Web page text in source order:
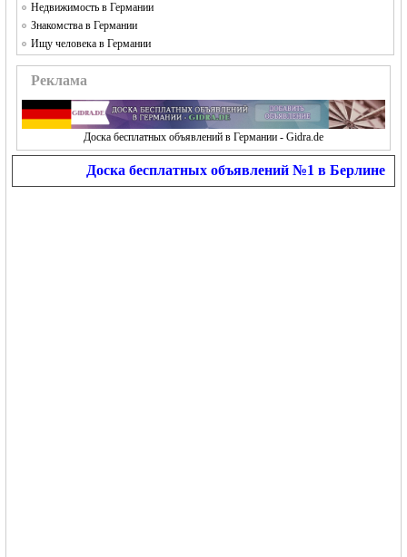
Недвижимость в Германии
Знакомства в Германии
Ищу человека в Германии
Реклама
Доска бесплатных объявлений в Германии - Gidra.de
Доска бесплатных объявлений №1 в Берлине